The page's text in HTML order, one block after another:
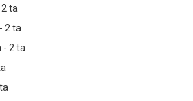
ta
2 ta
- 2 ta